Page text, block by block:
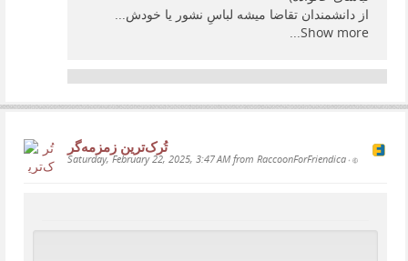
از دانشمندان تقاضا میشه لباسِ نشور یا خودش...
Show more...
تُرک‌ترین زمزمەگر
Saturday, February 22, 2025, 3:47 AM from RaccoonForFriendica •